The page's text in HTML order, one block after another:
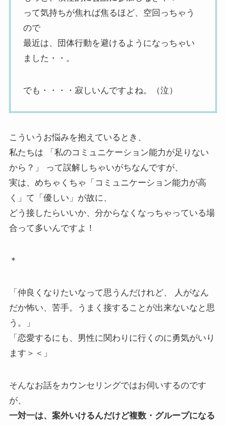
って気持ちが焦れば焦るほど、空回っちゃう
ので
最近は、団体行動を避けるようになっちゃい
ました・・。
でも・・・・寂しいんですよね。（泣）
こういうお悩みを抱えているとき、
私たちは 「私のコミュニケーション能力が足りない
から？」 って誤解しちゃいがちなんですが、
実は、めちゃくちゃ「コミュニケーション能力が高
く」て「優しい」が故に、
どう接したらいいか、分からなくなっちゃっている場
合って多いんですよ！
＊
「仲良くなりたいなって思うんだけれど、 人がなん
だか怖い、苦手。うまく接することが出来ないなと思
う。」
「恋愛するにも、男性に関わりに行くのに勇気がいり
ます＞＜」
そんなお話をカウンセリングではお伺いするのです
が、
一対一は、案外いけるんだけど複数・グループになる